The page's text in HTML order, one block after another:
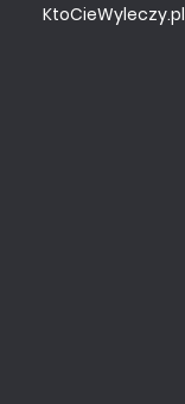
KtoCieWyleczy.pl